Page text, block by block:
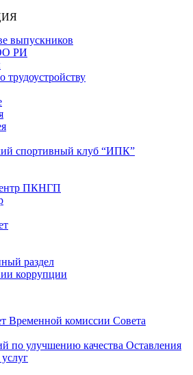
выпускников
РИ
трудоустройству
спортивный клуб “ИПК”
ПКНГП
раздел
коррупции
Временной комиссии Совета
по улучшению качества Оставления